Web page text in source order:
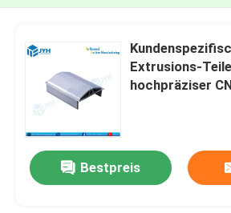
Extrusions-
hochpräziser
Bestpreis